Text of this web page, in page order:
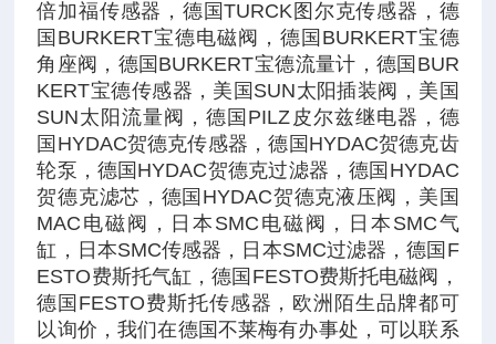
倍加福传感器，德国TURCK图尔克传感器，德
国BURKERT宝德电磁阀，德国BURKERT宝德
角座阀，德国BURKERT宝德流量计，德国BUR
KERT宝德传感器，美国SUN太阳插装阀，美国
SUN太阳流量阀，德国PILZ皮尔兹继电器，德
国HYDAC贺德克传感器，德国HYDAC贺德克齿
轮泵，德国HYDAC贺德克过滤器，德国HYDAC
贺德克滤芯，德国HYDAC贺德克液压阀，美国
MAC电磁阀，日本SMC电磁阀，日本SMC气
缸，日本SMC传感器，日本SMC过滤器，德国F
ESTO费斯托气缸，德国FESTO费斯托电磁阀，
德国FESTO费斯托传感器，欧洲陌生品牌都可
以询价，我们在德国不莱梅有办事处，可以联系